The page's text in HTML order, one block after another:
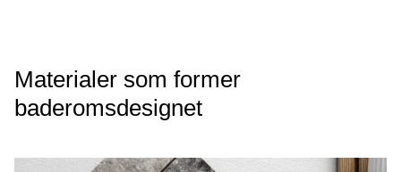
Materialer som former
baderomsdesignet